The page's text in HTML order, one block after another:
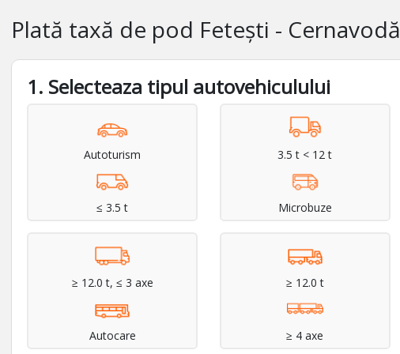
Plată taxă de pod Fetești - Cernavodă
1. Selecteaza tipul autovehiculului
Autoturism
≤ 3.5 t
3.5 t < 12 t
Microbuze
≥ 12.0 t, ≤ 3 axe
Autocare
≥ 12.0 t
≥ 4 axe